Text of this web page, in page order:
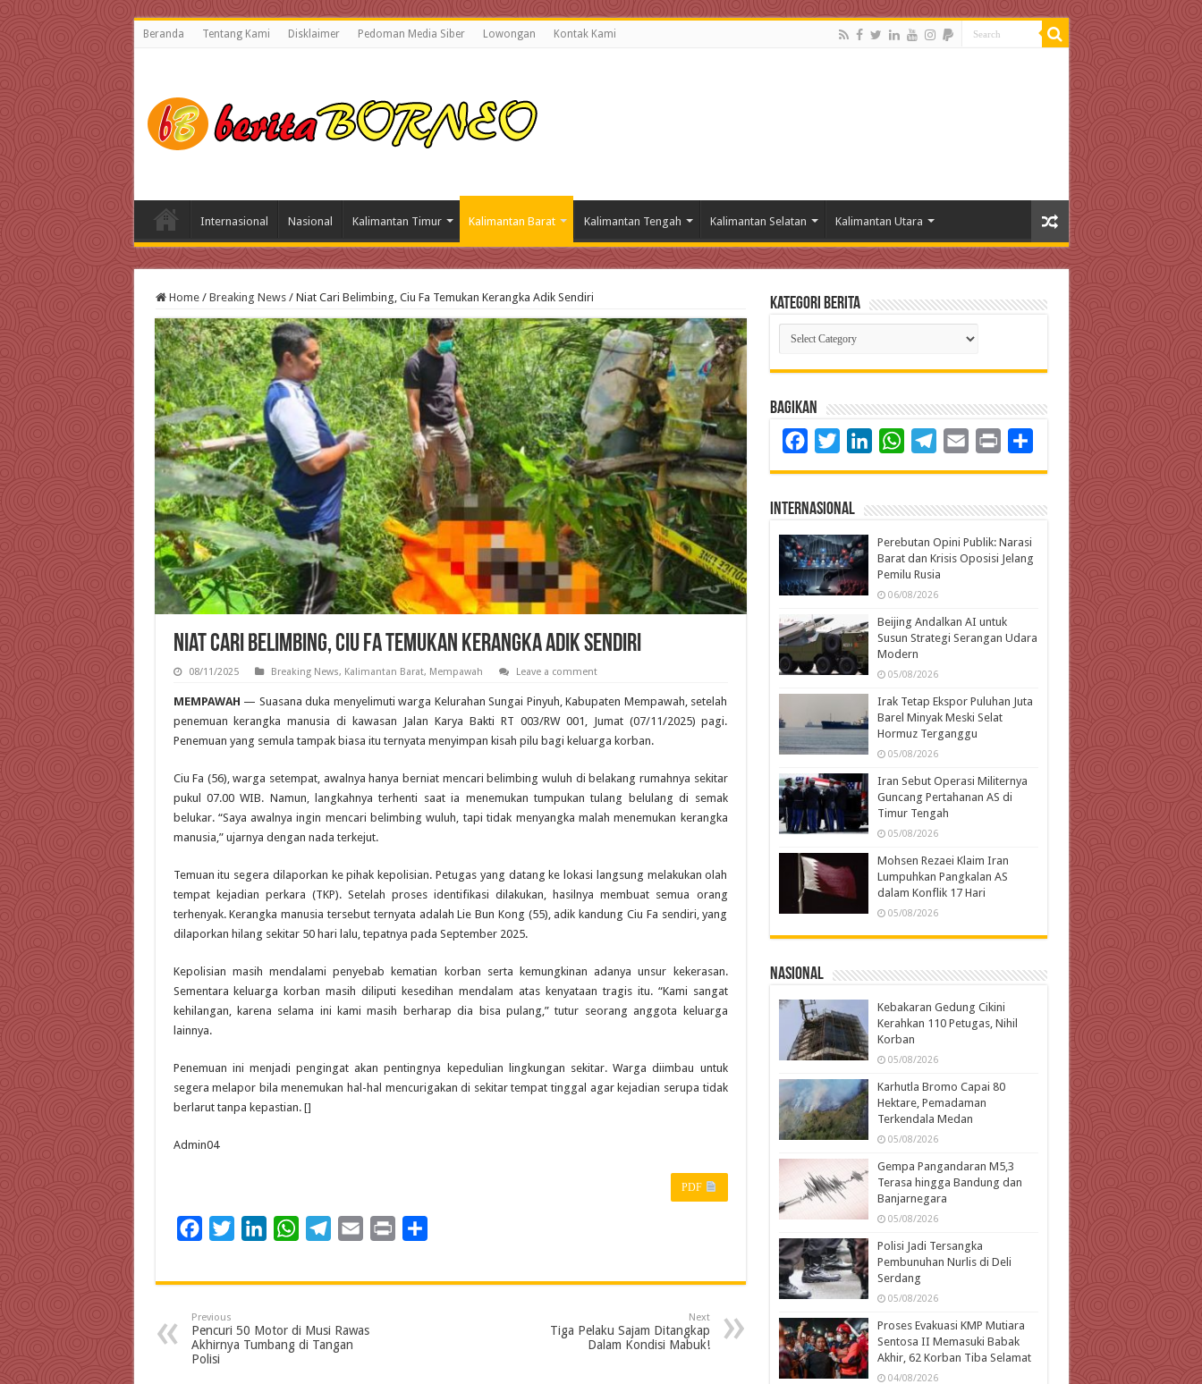
Beranda Tentang Kami Disklaimer Pedoman Media Siber Lowongan Kontak Kami
Internasional Nasional Kalimantan Timur Kalimantan Barat Kalimantan Tengah Kalimantan Selatan Kalimantan Utara
Home / Breaking News / Niat Cari Belimbing, Ciu Fa Temukan Kerangka Adik Sendiri
Niat Cari Belimbing, Ciu Fa Temukan Kerangka Adik Sendiri
08/11/2025 Breaking News, Kalimantan Barat, Mempawah Leave a comment
MEMPAWAH — Suasana duka menyelimuti warga Kelurahan Sungai Pinyuh, Kabupaten Mempawah, setelah
penemuan kerangka manusia di kawasan Jalan Karya Bakti RT 003/RW 001, Jumat (07/11/2025) pagi.
Penemuan yang semula tampak biasa itu ternyata menyimpan kisah pilu bagi keluarga korban.
Ciu Fa (56), warga setempat, awalnya hanya berniat mencari belimbing wuluh di belakang rumahnya sekitar
pukul 07.00 WIB. Namun, langkahnya terhenti saat ia menemukan tumpukan tulang belulang di semak
belukar. “Saya awalnya ingin mencari belimbing wuluh, tapi tidak menyangka malah menemukan kerangka
manusia,” ujarnya dengan nada terkejut.
Temuan itu segera dilaporkan ke pihak kepolisian. Petugas yang datang ke lokasi langsung melakukan olah
tempat kejadian perkara (TKP). Setelah proses identifikasi dilakukan, hasilnya membuat semua orang
terhenyak. Kerangka manusia tersebut ternyata adalah Lie Bun Kong (55), adik kandung Ciu Fa sendiri, yang
dilaporkan hilang sekitar 50 hari lalu, tepatnya pada September 2025.
Kepolisian masih mendalami penyebab kematian korban serta kemungkinan adanya unsur kekerasan.
Sementara keluarga korban masih diliputi kesedihan mendalam atas kenyataan tragis itu. “Kami sangat
kehilangan, karena selama ini kami masih berharap dia bisa pulang,” tutur seorang anggota keluarga
lainnya.
Penemuan ini menjadi pengingat akan pentingnya kepedulian lingkungan sekitar. Warga diimbau untuk
segera melapor bila menemukan hal-hal mencurigakan di sekitar tempat tinggal agar kejadian serupa tidak
berlarut tanpa kepastian. []
Admin04
PDF
c
b
o
i
t
e
n
e
d
W
a
s
A
l
g
r
a
l
i
a
Previous
Pencuri 50 Motor di Musi Rawas
Akhirnya Tumbang di Tangan
Polisi
Next
Tiga Pelaku Sajam Ditangkap
Dalam Kondisi Mabuk!
Kategori Berita
Kategori
Berita
Bagikan
FacebookTwitterLinkedInWhatsAppTelegram
Email Print
Internasional
Perebutan Opini Publik: Narasi
Barat dan Krisis Oposisi Jelang
Pemilu Rusia
06/08/2026
Beijing Andalkan AI untuk
Susun Strategi Serangan Udara
Modern
05/08/2026
Irak Tetap Ekspor Puluhan Juta
Barel Minyak Meski Selat
Hormuz Terganggu
05/08/2026
Iran Sebut Operasi Militernya
Guncang Pertahanan AS di
Timur Tengah
05/08/2026
Mohsen Rezaei Klaim Iran
Lumpuhkan Pangkalan AS
dalam Konflik 17 Hari
05/08/2026
Nasional
Kebakaran Gedung Cikini
Kerahkan 110 Petugas, Nihil
Korban
05/08/2026
Karhutla Bromo Capai 80
Hektare, Pemadaman
Terkendala Medan
05/08/2026
Gempa Pangandaran M5,3
Terasa hingga Bandung dan
Banjarnegara
05/08/2026
Polisi Jadi Tersangka
Pembunuhan Nurlis di Deli
Serdang
05/08/2026
Proses Evakuasi KMP Mutiara
Sentosa II Memasuki Babak
Akhir, 62 Korban Tiba Selamat
04/08/2026